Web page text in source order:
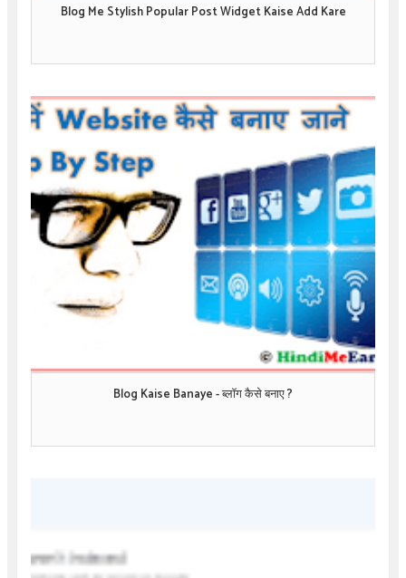
Blog Me Stylish Popular Post Widget Kaise Add Kare
Blog Kaise Banaye - ब्लॉग कैसे बनाए ?